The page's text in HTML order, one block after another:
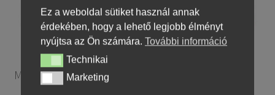
Motorkerékpár gumiabroncsok
Ez a weboldal sütiket használ annak
érdekében, hogy a lehető legjobb élményt
nyújtsa az Ön számára. További információ
TechnikaiTechnikai
MarketingMarketing